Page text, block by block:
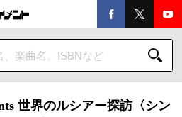
世界のルシアー探訪〈シン